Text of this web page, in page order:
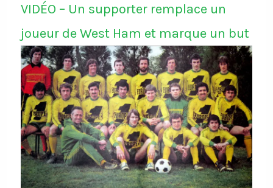
VIDÉO – Un supporter remplace un
joueur de West Ham et marque un but